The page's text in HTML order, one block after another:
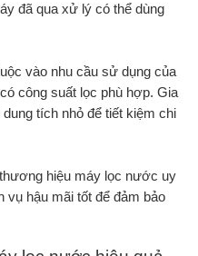
đã qua xử lý có thể dùng
vào nhu cầu sử dụng của
công suất lọc phù hợp. Gia
tích nhỏ để tiết kiệm chi
hiệu máy lọc nước uy
vụ hậu mãi tốt để đảm bảo